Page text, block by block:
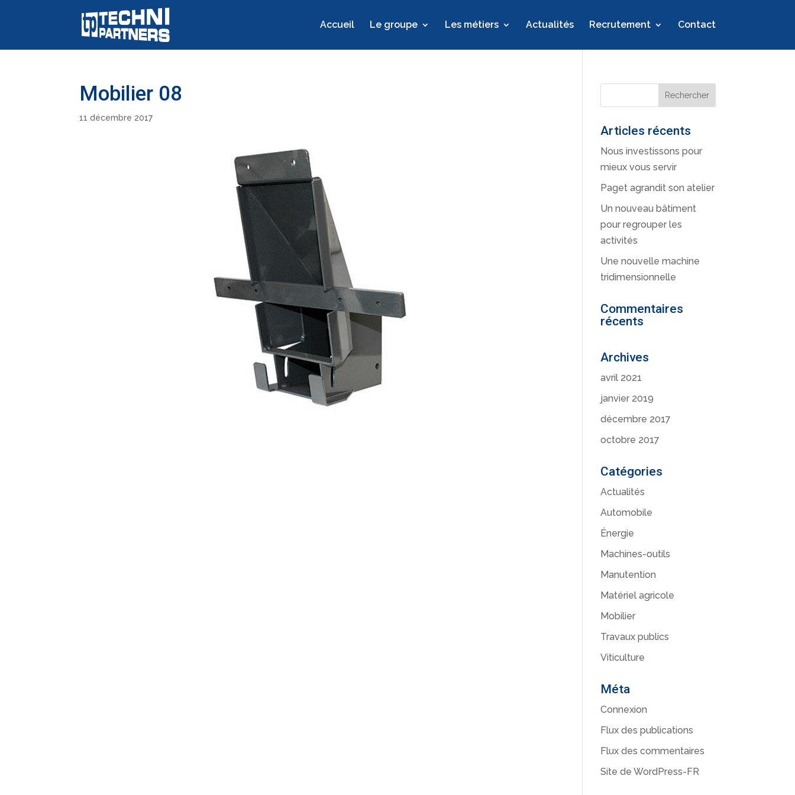
Accueil Le groupe Les métiers Actualités Recrutement Contact
Mobilier 08
11 décembre 2017
Articles récents
Nous investissons pour
mieux vous servir
Paget agrandit son atelier
Un nouveau bâtiment
pour regrouper les
activités
Une nouvelle machine
tridimensionnelle
Commentaires
récents
Archives
avril 2021
janvier 2019
décembre 2017
octobre 2017
Catégories
Actualités
Automobile
Énergie
Machines-outils
Manutention
Matériel agricole
Mobilier
Travaux publics
Viticulture
Méta
Connexion
Flux des publications
Flux des commentaires
Site de WordPress-FR
Panneau de gestion des cookies